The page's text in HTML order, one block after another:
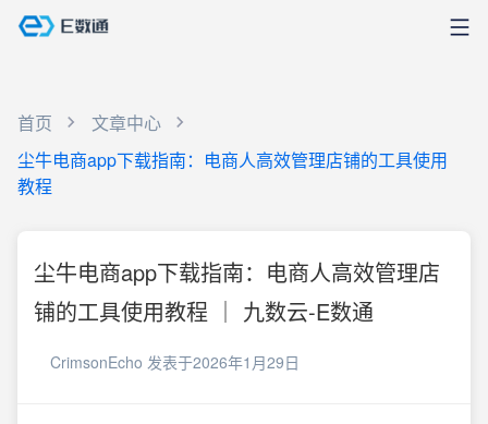
首页
文章中心
尘牛电商app下载指南：电商人高效管理店铺的工具使用
教程
尘牛电商app下载指南：电商人高效管理店
铺的工具使用教程 ｜ 九数云-E数通
CrimsonEcho 发表于2026年1月29日